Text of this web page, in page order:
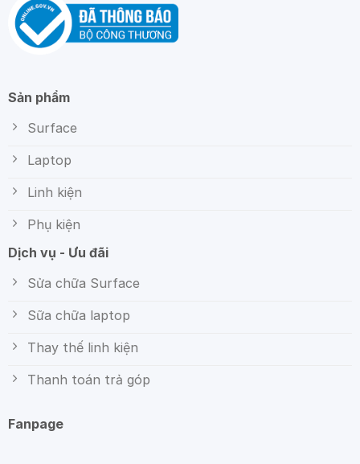
Sản phẩm
Surface
Laptop
Linh kiện
Phụ kiện
Dịch vụ - Ưu đãi
Sửa chữa Surface
Sữa chữa laptop
Thay thế linh kiện
Thanh toán trả góp
Fanpage